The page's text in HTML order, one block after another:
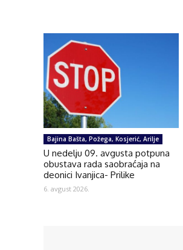
Bajina Bašta, Požega, Kosjerić, Arilje
U nedelju 09. avgusta potpuna
obustava rada saobraćaja na
deonici Ivanjica- Prilike
6. avgust 2026.